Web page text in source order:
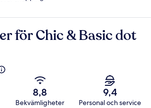
för Chic & Basic dot
8,8
Bekvämligheter
9,4
Personal och service